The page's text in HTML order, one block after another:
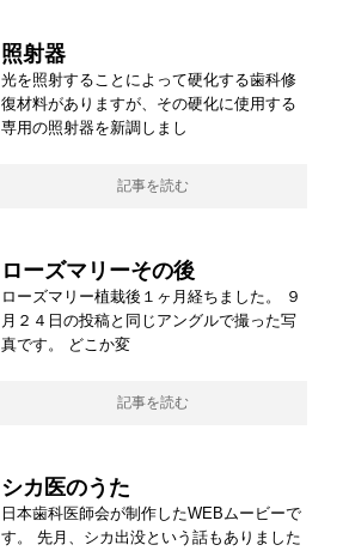
照射器
光を照射することによって硬化する歯科修
復材料がありますが、その硬化に使用する
専用の照射器を新調しまし
記事を読む
ローズマリーその後
ローズマリー植栽後１ヶ月経ちました。 ９
月２４日の投稿と同じアングルで撮った写
真です。 どこか変
記事を読む
シカ医のうた
日本歯科医師会が制作したWEBムービーで
す。 先月、シカ出没という話もありました